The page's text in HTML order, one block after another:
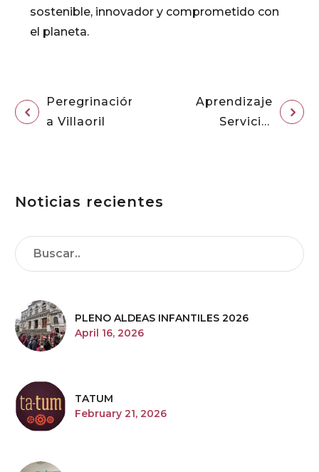
sostenible, innovador y comprometido con
el planeta.
Peregrinación
a Villaoril
Aprendizaje
Servicio:
Noticias recientes
PLENO ALDEAS INFANTILES 2026
April 16, 2026
TATUM
February 21, 2026